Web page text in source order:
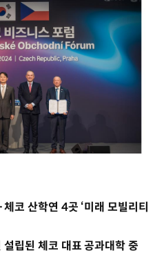
코 산학연 4곳 ‘미래 모빌리티
립된 체코 대표 공과대학 중